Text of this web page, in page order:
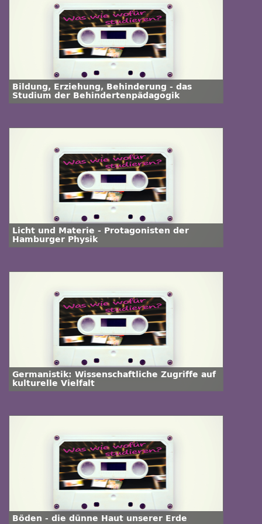
Bildung, Erziehung, Behinderung - das
Studium der Behindertenpädagogik
Licht und Materie - Protagonisten der
Hamburger Physik
Germanistik: Wissenschaftliche Zugriffe auf
kulturelle Vielfalt
Böden - die dünne Haut unserer Erde